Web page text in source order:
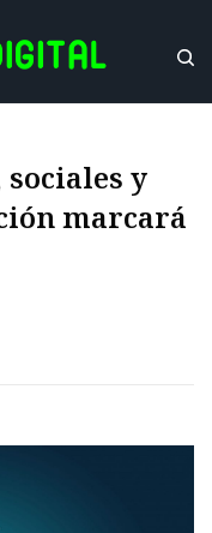
y
marcará